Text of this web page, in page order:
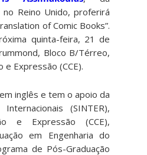
Reino Unido, proferirá
of Comic Books”.
quinta-feira, 21 de
Bloco B/Térreo,
e Expressão (CCE).
inglês e tem o apoio da
(SINTER),
e Expressão (CCE),
em Engenharia do
de Pós-Graduação